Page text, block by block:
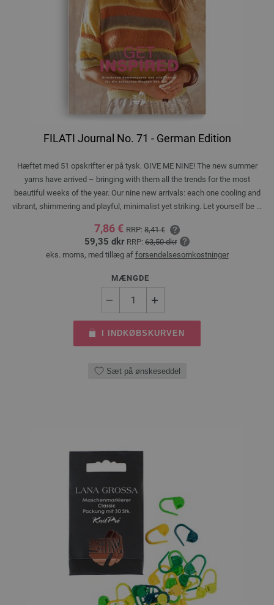
FILATI Journal No. 71 - German Edition
Hæftet med 51 opskrifter er på tysk. GIVE ME NINE! The new summer
yarns have arrived – bringing with them all the trends for the most
beautiful weeks of the year. Our nine new arrivals: each one cooling and
vibrant, shimmering and playful, minimalist yet striking. Let yourself be ...
7,86 € RRP: 8,41 €
59,35 dkr RRP: 63,50 dkr
eks. moms, med tillæg af forsendelsesomkostninger
MÆNGDE
I INDKØBSKURVEN
Sæt på ønskeseddel